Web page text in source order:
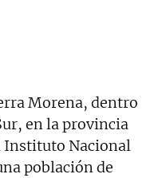
Morena, dentro
en la provincia
Instituto Nacional
población de